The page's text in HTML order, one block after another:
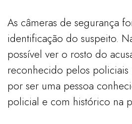
As câmeras de segurança
identificação do suspeito.
possível ver o rosto do
reconhecido pelos
por ser uma pessoa
policial e com histórico na